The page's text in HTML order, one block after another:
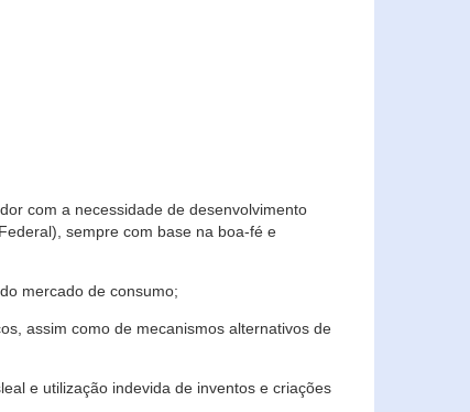
com a necessidade de desenvolvimento
sempre com base na boa-fé e
mercado de consumo;
assim como de mecanismos alternativos de
e utilização indevida de inventos e criações